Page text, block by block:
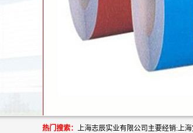
热门搜索：